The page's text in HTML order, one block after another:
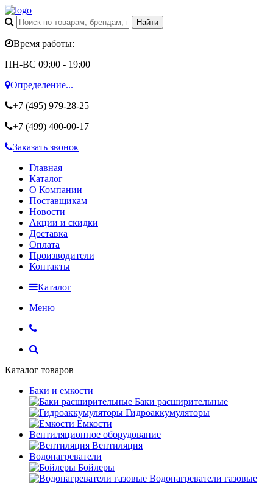
Время работы:
ПН-ВС 09:00 - 19:00
Определение...
+7 (495) 979-28-25
+7 (499) 400-00-17
Заказать звонок
Главная
Каталог
О Компании
Поставщикам
Новости
Акции и скидки
Доставка
Оплата
Производители
Контакты
Каталог
Меню
Каталог товаров
Баки и емкости
Баки расширительные
Гидроаккумуляторы
Ёмкости
Вентиляционное оборудование
Вентиляция
Водонагреватели
Бойлеры
Водонагреватели газовые